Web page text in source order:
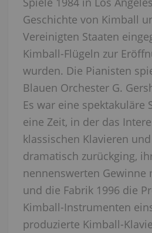
Geschichte von Kimball
Vereinigten Staaten
Kimball-Flügeln zur
wurden. Die Pianisten
Blauen Orchester G.
Es war eine spektakuläre
eine Zeit, in der das
klassischen Klavieren
dramatisch zurückging,
nennenswerten Gewinne
und die Fabrik 1996 die
Kimball-Instrumenten
produzierte Kimball-